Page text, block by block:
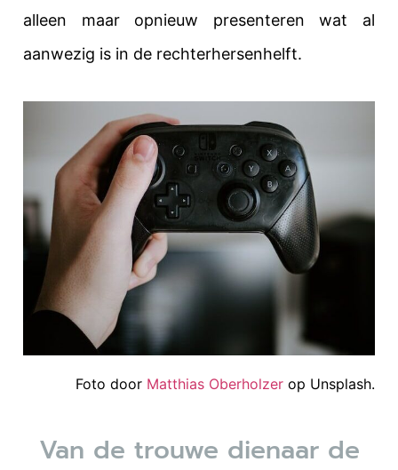
alleen maar opnieuw presenteren wat al
aanwezig is in de rechterhersenhelft.
Foto door Matthias Oberholzer op Unsplash.
Van de trouwe dienaar de